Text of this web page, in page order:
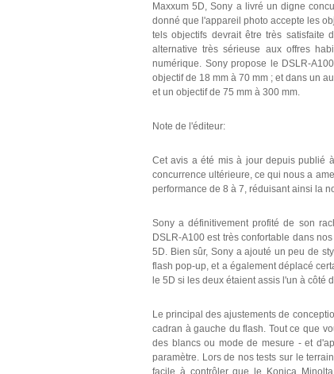
Maxxum 5D, Sony a livré un digne
donné que l'appareil photo accepte les
tels objectifs devrait être très satisfaite
alternative très sérieuse aux offres
numérique. Sony propose le DSLR-
objectif de 18 mm à 70 mm ; et dans un
et un objectif de 75 mm à 300 mm.
Note de l'éditeur:
Cet avis a été mis à jour depuis publié
concurrence ultérieure, ce qui nous a
performance de 8 à 7, réduisant ainsi la
Sony a définitivement profité de son
DSLR-A100 est très confortable dans
5D. Bien sûr, Sony a ajouté un peu de
flash pop-up, et a également déplacé
le 5D si les deux étaient assis l'un à côté
Le principal des ajustements de
cadran à gauche du flash. Tout ce que
des blancs ou mode de mesure - et
paramètre. Lors de nos tests sur le
facile à contrôler que le Konica